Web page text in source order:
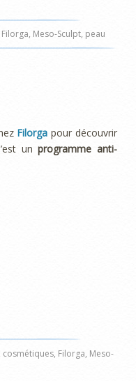
Filorga, Meso-Sculpt, peau
Filorga pour découvrir
unprogramme anti-
cosmétiques, Filorga, Meso-